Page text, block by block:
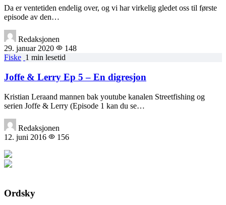
Da er ventetiden endelig over, og vi har virkelig gledet oss til første
episode av den…
Redaksjonen
29. januar 2020
148
Fiske 1 min lesetid
Joffe & Lerry Ep 5 – En digresjon
Kristian Leraand mannen bak youtube kanalen Streetfishing og
serien Joffe & Lerry (Episode 1 kan du se…
Redaksjonen
12. juni 2016
156
Ordsky